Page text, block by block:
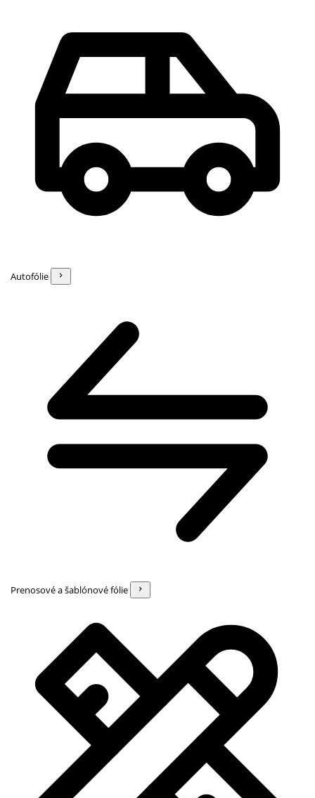
Autofólie
Prenosové a šablónové fólie